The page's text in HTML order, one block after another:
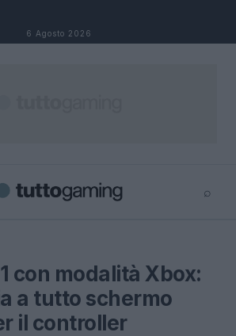
6 Agosto 2026
⌕
con modalità Xbox:
a tutto schermo
il controller